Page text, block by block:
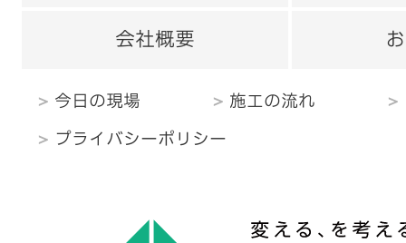
会社概要
今日の現場 施工の流れ
プライバシーポリシー